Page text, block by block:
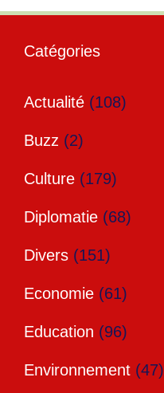
Catégories
Actualité (108)
Buzz (2)
Culture (179)
Diplomatie (68)
Divers (151)
Economie (61)
Education (96)
Environnement (47)